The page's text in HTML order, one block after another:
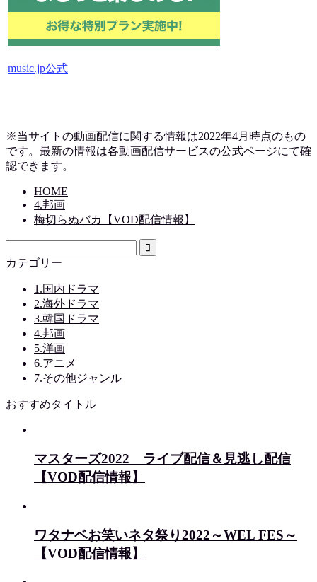
music.jp公式
※当サイトの動画配信に関する情報は2022年4月時点のもの
です。最新の情報は各動画配信サービスの公式ページにて確
認できます。
HOME
4.邦画
梅切らぬバカ【VOD配信情報】
カテゴリー
1.国内ドラマ
2.海外ドラマ
3.韓国ドラマ
4.邦画
5.洋画
6.アニメ
7.その他ジャンル
おすすめタイトル
マスターズ2022 ライブ配信＆見逃し配信
【VOD配信情報】
ワタナベお笑いネタ祭り2022～WEL FES～
【VOD配信情報】